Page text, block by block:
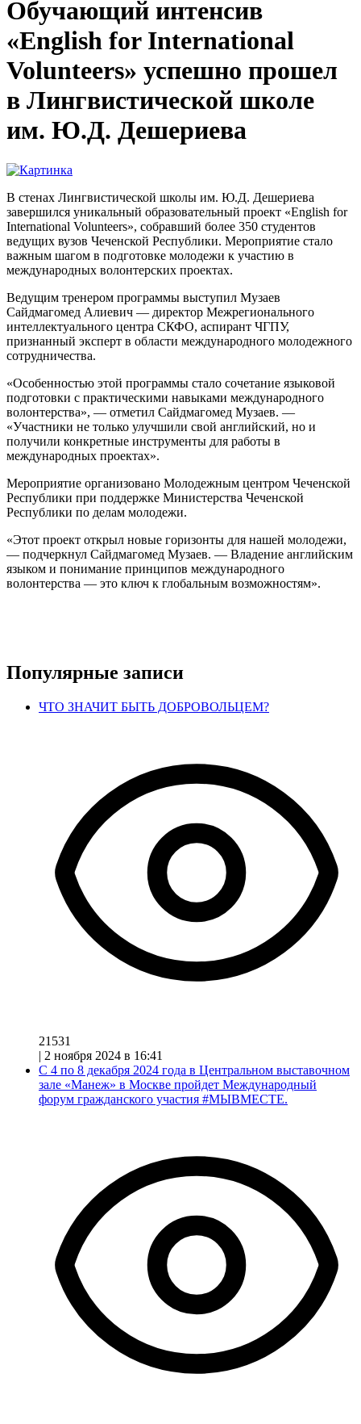
Обучающий интенсив
«English for International
Volunteers» успешно прошел
в Лингвистической школе
им. Ю.Д. Дешериева
В стенах Лингвистической школы им. Ю.Д. Дешериева
завершился уникальный образовательный проект «English for
International Volunteers», собравший более 350 студентов
ведущих вузов Чеченской Республики. Мероприятие стало
важным шагом в подготовке молодежи к участию в
международных волонтерских проектах.
Ведущим тренером программы выступил Музаев
Сайдмагомед Алиевич — директор Межрегионального
интеллектуального центра СКФО, аспирант ЧГПУ,
признанный эксперт в области международного молодежного
сотрудничества.
«Особенностью этой программы стало сочетание языковой
подготовки с практическими навыками международного
волонтерства», — отметил Сайдмагомед Музаев. —
«Участники не только улучшили свой английский, но и
получили конкретные инструменты для работы в
международных проектах».
Мероприятие организовано Молодежным центром Чеченской
Республики при поддержке Министерства Чеченской
Республики по делам молодежи.
«Этот проект открыл новые горизонты для нашей молодежи,
— подчеркнул Сайдмагомед Музаев. — Владение английским
языком и понимание принципов международного
волонтерства — это ключ к глобальным возможностям».
Популярные записи
ЧТО ЗНАЧИТ БЫТЬ ДОБРОВОЛЬЦЕМ?
21531
| 2 ноября 2024 в 16:41
С 4 по 8 декабря 2024 года в Центральном выставочном
зале «Манеж» в Москве пройдет Международный
форум гражданского участия #МЫВМЕСТЕ.